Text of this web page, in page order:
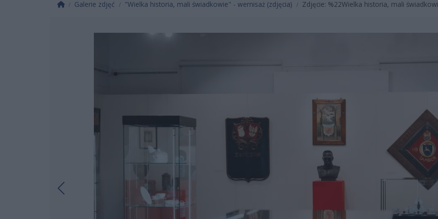
Strona główna
Galerie zdjęć "Wielka historia, mali świadkowie" - wernisaż (zdjęcia) Zdjęcie: %22Wielka historia, mali